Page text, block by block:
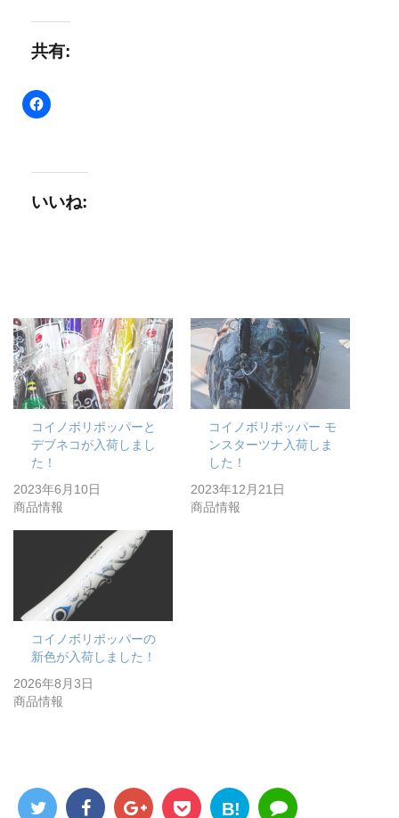
共有:
いいね:
コイノボリポッパーと
デブネコが入荷しまし
た！
2023年6月10日
商品情報
コイノボリポッパー モ
ンスターツナ入荷しま
した！
2023年12月21日
商品情報
コイノボリポッパーの
新色が入荷しました！
2026年8月3日
商品情報
B!